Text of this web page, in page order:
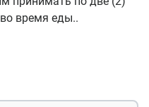
время еды..